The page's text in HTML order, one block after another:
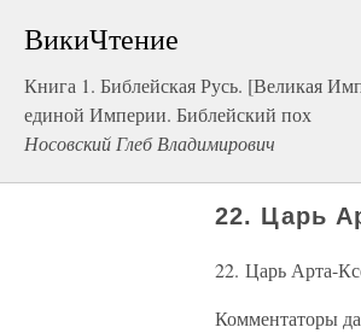
ВикиЧтение
Книга 1. Библейская Русь. [Великая
единой Империи. Библейский пох
Носовский Глеб Владимирович
22. Царь
22. Царь Арта-
Комментаторы